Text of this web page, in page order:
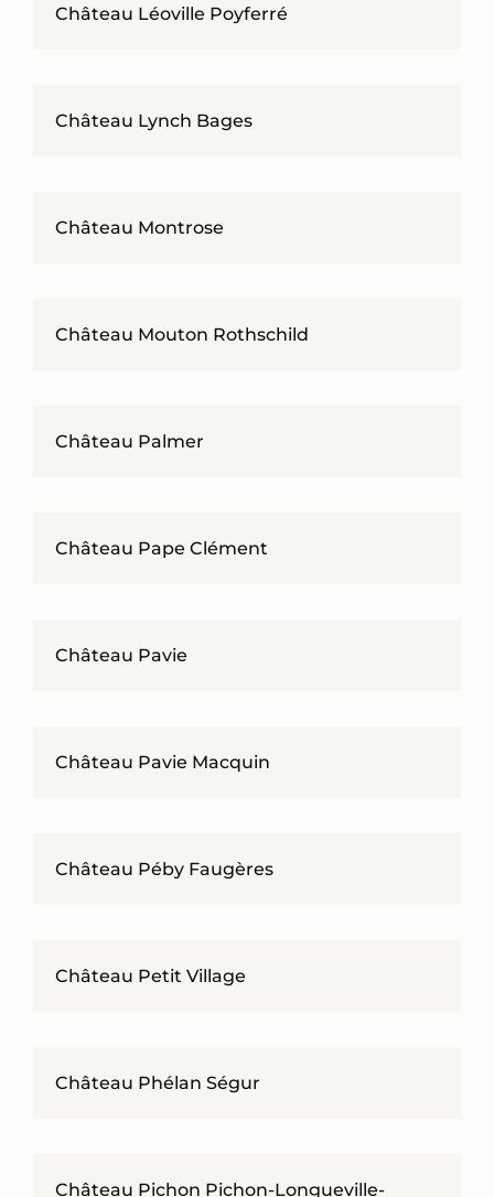
Château Léoville Poyferré
Château Lynch Bages
Château Montrose
Château Mouton Rothschild
Château Palmer
Château Pape Clément
Château Pavie
Château Pavie Macquin
Château Péby Faugères
Château Petit Village
Château Phélan Ségur
Château Pichon Pichon-Longueville-